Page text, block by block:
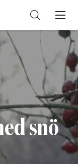
snö